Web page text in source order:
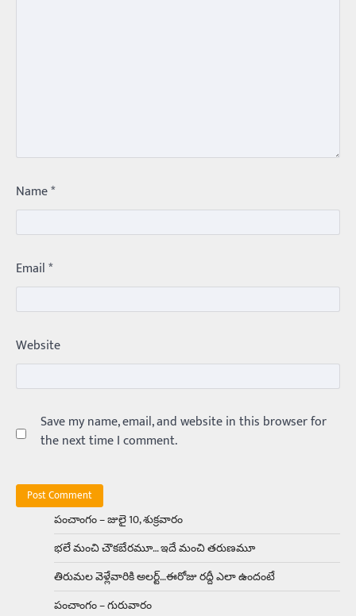
Name*
Email*
Website
Save my name, email, and website in this browser for
the next time I comment.
పంచాంగం – జులై 10, శుక్రవారం
భలే మంచి చౌకబేరమూ… ఇదే మంచి తరుణమూ
తిరుమల వెళ్లేవారికి అలర్ట్‌…ఈరోజు రద్దీ ఎలా ఉందంటే
పంచాంగం – గురువారం
3
Balachander 22/05/2026
భారత ఆటోమొబైల్ చరిత్రలో మధ్యతరగతి కుటుంబాల
Balachander 15/04/2026
అందమైన అమ్మాయిని పుత్తడి బొమ్మఅని లేదా బాపూ
అందంగా ఉంటారనే నానుడి…
Balachander
ఉత్తర ప్రదేశ్‌లోని ఝాన్సీ జిల్లాలో ఒక వింతైన రోడ్డు
ప్రమాదం చోటుచేసుకుంది. ఝాన్సీ–కాన్పూర్ జాతీయ
రహదారిపై వేల సంఖ్యలో బీరు…
Trending